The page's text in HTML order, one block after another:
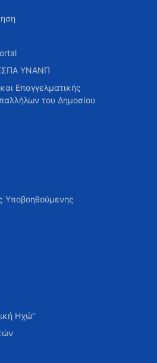
ΥΝΑΝΠ
Επαγγελματικής
του Δημοσίου
Υποβοηθούμενης
Ηχώ”